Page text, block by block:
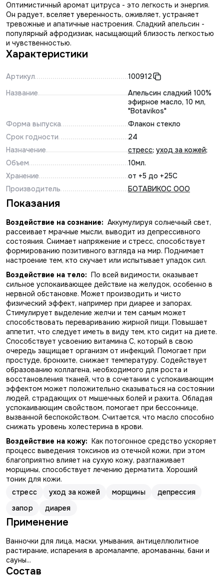
Оптимистичный аромат цитруса - это легкость и энергия.
Он радует, вселяет уверенность, оживляет, устраняет
тревожные и апатичные настроения. Сладкий апельсин -
популярный афродизиак, насыщающий близость легкостью
и чувственностью.
Характеристики
Артикул
100912
Название
Апельсин сладкий 100%
эфирное масло, 10 мл,
"Botavikos"
Форма выпуска
Флакон стекло
Срок годности
24
Назначение
стресс; уход за кожей;
Объем
10мл.
Хранение
от +5 до +25С
Производитель
БОТАВИКОС ООО
Показания
Воздействие на сознание: Аккумулируя солнечный свет,
рассеивает мрачные мысли, выводит из депрессивного
состояния. Снимает напряжение и стресс, способствует
формированию позитивного взгляда на мир. Поднимает
настроение тем, кто скучает или испытывает упадок сил.
Воздействие на тело: По всей видимости, оказывает
сильное успокаивающее действие на желудок, особенно в
нервной обстановке. Может производить и чисто
физический эффект, например при диарее и запорах.
Стимулирует выделение желчи и тем самым может
способствовать перевариванию жирной пищи. Повышает
аппетит, что следует иметь в виду тем, кто сидит на диете.
Способствует усвоению витамина С, который в свою
очередь защищает организм от инфекций. Помогает при
простуде, бронхите, снижает температуру. Содействует
образованию коллагена, необходимого для роста и
восстановления тканей, что в сочетании с успокаивающим
эффектом может положительно сказываться на состоянии
людей, страдающих от мышечных болей и рахита. Обладая
успокаивающим свойством, помогает при бессоннице,
вызванной беспокойством. Считается, что масло способно
снижать уровень холестерина в крови.
Воздействие на кожу: Как потогонное средство ускоряет
процесс выведения токсинов из отечной кожи, при этом
благоприятно влияет на сухую кожу, разглаживает
морщины, способствует лечению дерматита. Хороший
тоник для кожи.
стресс
уход за кожей морщины
депрессия
запор
диарея
Применение
Ванночки для лица, маски, умывания, антицеллюлитное
растирание, испарения в аромалампе, аромаванны, бани и
сауны...
Состав